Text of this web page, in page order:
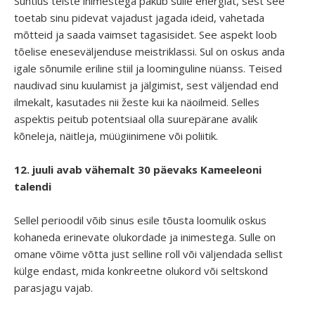
toetab sinu pidevat vajadust jagada ideid, vahetada
mõtteid ja saada vaimset tagasisidet. See aspekt loob
tõelise eneseväljenduse meistriklassi. Sul on oskus anda
igale sõnumile eriline stiil ja loominguline nüanss. Teised
naudivad sinu kuulamist ja jälgimist, sest väljendad end
ilmekalt, kasutades nii žeste kui ka näoilmeid. Selles
aspektis peitub potentsiaal olla suurepärane avalik
kõneleja, näitleja, müügiinimene või poliitik.
12. juuli avab vähemalt 30 päevaks Kameeleoni
talendi
Sellel perioodil võib sinus esile tõusta loomulik oskus
kohaneda erinevate olukordade ja inimestega. Sulle on
omane võime võtta just selline roll või väljendada sellist
külge endast, mida konkreetne olukord või seltskond
parasjagu vajab.